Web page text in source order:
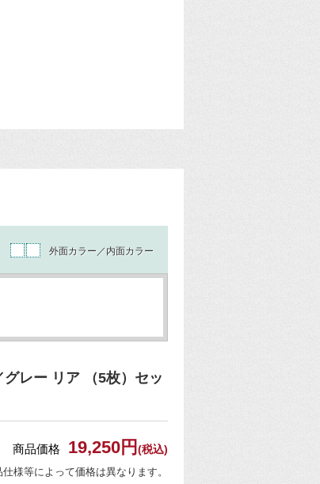
外面カラー／内面カラー
レー リア （5枚）セッ
商品価格 19,250円 (税込)
様等によって価格は異なります。